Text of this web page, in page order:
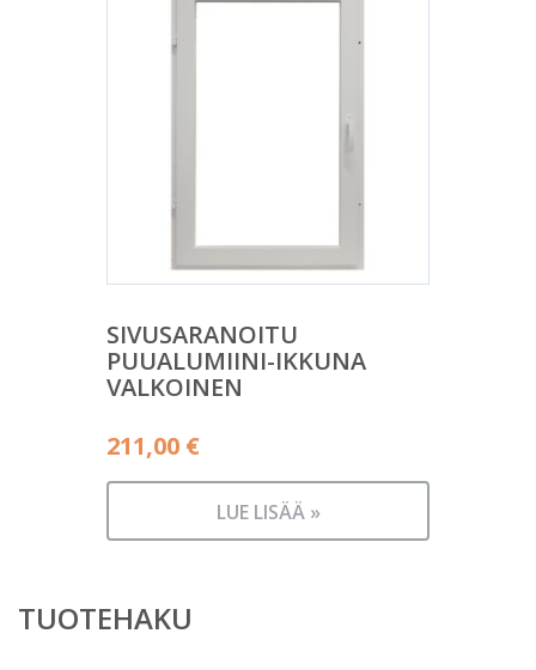
SIVUSARANOITU
PUUALUMIINI-IKKUNA
VALKOINEN
211,00 €
LUE LISÄÄ »
TUOTEHAKU